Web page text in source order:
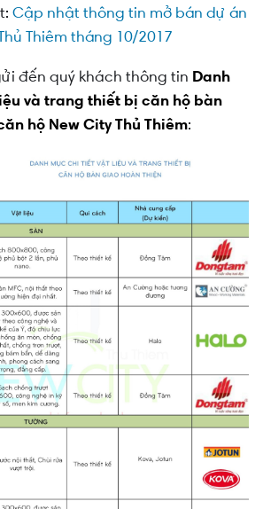
Cập nhật thông tin mở bán dự án
Thiêm tháng 10/2017
đến quý khách thông tin Danh
và trang thiết bị căn hộ bàn
hộ New City Thủ Thiêm: